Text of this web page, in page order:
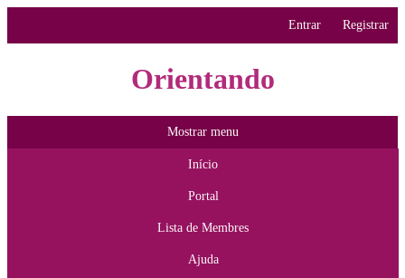
Entrar Registrar
Orientando
Mostrar menu
Início
Portal
Lista de Membres
Ajuda